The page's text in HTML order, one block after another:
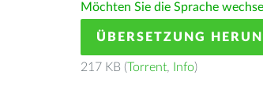
Möchten Sie die Sprache
ÜBERSETZUNG
217 KB (Torrent, Info)